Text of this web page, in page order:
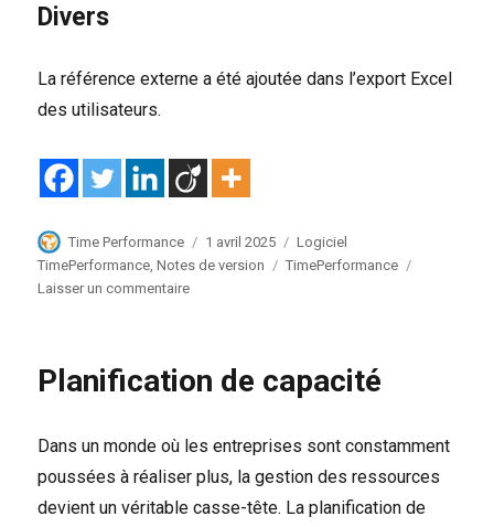
Divers
La référence externe a été ajoutée dans l’export Excel
des utilisateurs.
Auteur
Time Performance
Publié
le
1 avril 2025 Catégories
Logiciel
TimePerformance,Notes de version Étiquettes
TimePerformance
Laisser un commentairesur
2025
Planification de capacité
Dans un monde où les entreprises sont constamment
poussées à réaliser plus, la gestion des ressources
devient un véritable casse-tête. La planification de